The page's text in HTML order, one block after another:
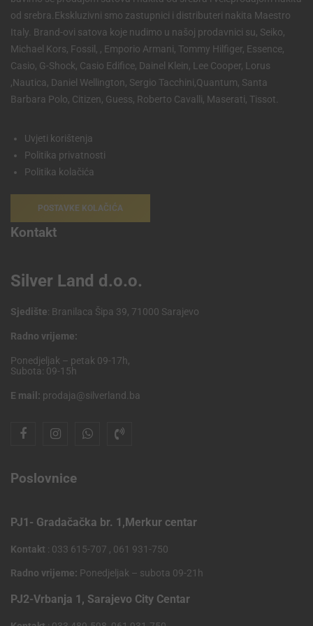
od srebra.Ekskluzivni smo zastupnici i distributeri nakita Maestro
Italy. Brand-ovi satova koje nudimo u našoj prodavnici su, Seiko,
Michael Kors, Fossil, , Emporio Armani, Tommy Hilfiger, Essence,
Casio, G-Shock, Casio Edifice, Dainel Klein, Lee Cooper, Lorus
,Nautica, Daniel Wellington, Sergio Tacchini,Quantum, Santa
Barbara Polo, Citizen, Guess, Roberto Cavalli, Maserati, Tissot.
Uvjeti korištenja
Politika privatnosti
Politika kolačića
POSTAVKE KOLAČIĆA
Kontakt
Silver Land d.o.o.
Sjedište: Branilaca Šipa 39, 71000 Sarajevo
Radno vrijeme:
Ponedjeljak – petak 09-17h,
Subota: 09-15h
E mail: prodaja@silverland.ba
Poslovnice
PJ1- Gradačačka br. 1,Merkur centar
Kontakt : 033 615-707 , 061 931-750
Radno vrijeme: Ponedjeljak – subota 09-21h
PJ2-Vrbanja 1, Sarajevo City Centar